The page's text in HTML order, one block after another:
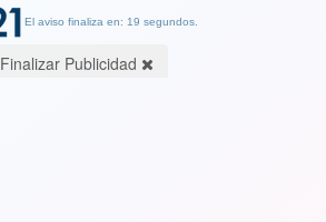
El aviso finaliza en: 19 segundos.
Finalizar Publicidad